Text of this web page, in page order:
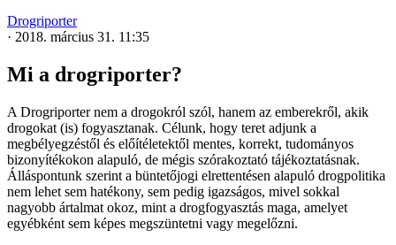
Drogriporter
· 2018. március 31. 11:35
Mi a drogriporter?
A Drogriporter nem a drogokról szól, hanem az emberekről, akik
drogokat (is) fogyasztanak. Célunk, hogy teret adjunk a
megbélyegzéstől és előítéletektől mentes, korrekt, tudományos
bizonyítékokon alapuló, de mégis szórakoztató tájékoztatásnak.
Álláspontunk szerint a büntetőjogi elrettentésen alapuló drogpolitika
nem lehet sem hatékony, sem pedig igazságos, mivel sokkal
nagyobb ártalmat okoz, mint a drogfogyasztás maga, amelyet
egyébként sem képes megszüntetni vagy megelőzni.